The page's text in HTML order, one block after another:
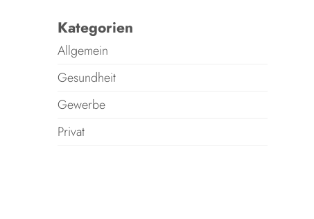
Kategorien
Allgemein
Gesundheit
Gewerbe
Privat